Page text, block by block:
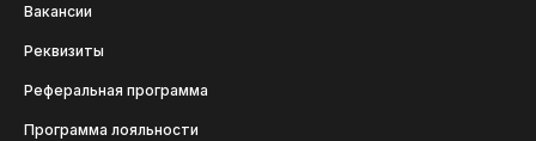
Вакансии
Реквизиты
Реферальная программа
Программа лояльности